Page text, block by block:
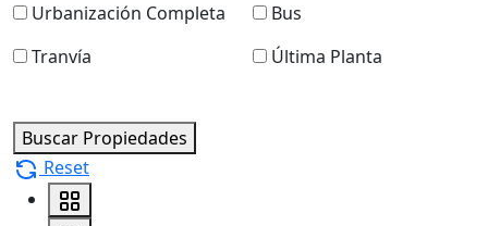
Urbanización Completa
Bus
Tranvía
Última Planta
Buscar Propiedades
Reset